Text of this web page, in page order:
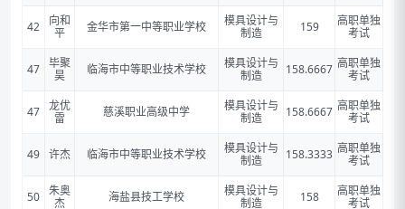
42
向和
平
金华市第一中等职业学校
模具设计与
制造
159
高职单独
考试
47 毕聚
昊
临海市中等职业技术学校
模具设计与
制造
158.6667 高职单独
考试
47 龙优
雷
慈溪职业高级中学
模具设计与
制造
158.6667 高职单独
考试
49 许杰 临海市中等职业技术学校
模具设计与
制造
158.3333 高职单独
考试
50 朱奥
杰
海盐县技工学校
模具设计与
制造
158
高职单独
考试